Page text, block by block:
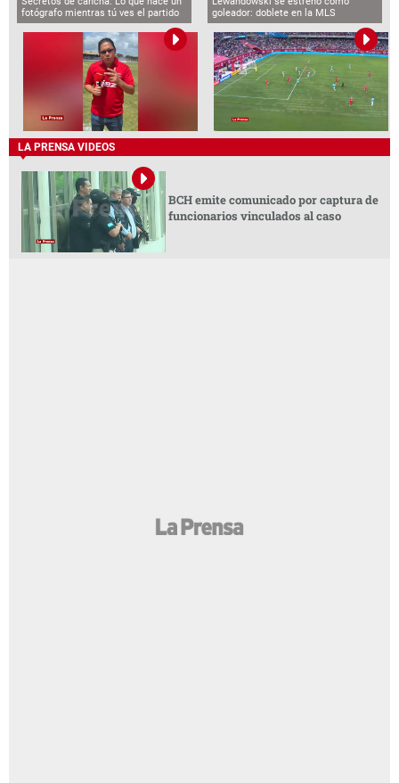
fotógrafo mientras tú ves el partido
goleador: doblete en la MLS
LA PRENSA VIDEOS
BCH emite comunicado por captura de
funcionarios vinculados al caso